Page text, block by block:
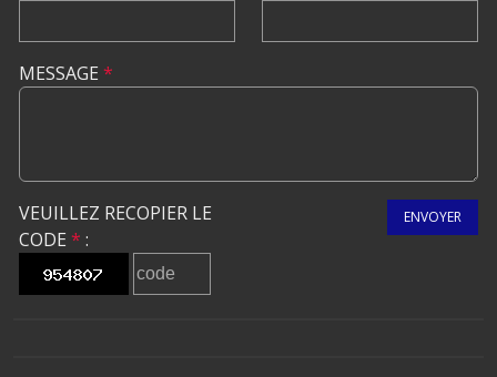
MESSAGE *
VEUILLEZ RECOPIER LE
CODE * :
ENVOYER